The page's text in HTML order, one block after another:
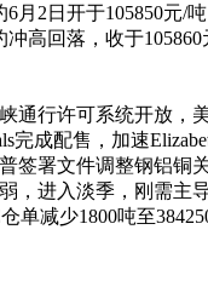
月2日开于105850元/
冲高回落，收于
通行许可系统开放，
完成配售，加速
普签署文件调整钢铝铜
，进入淡季，刚需主
仓单减少1800吨至